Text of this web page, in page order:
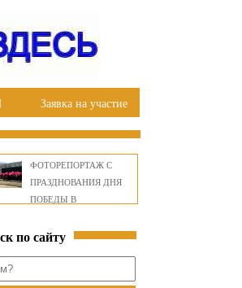
Заявка на участие
ФОТОРЕПОРТАЖ С
ПРАЗДНОВАНИЯ ДНЯ
ПОБЕДЫ В
ОКРУГЕ БРАТСКА
по сайту